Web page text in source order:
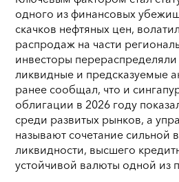
одного из финансовых
скачков нефтяных цен,
распродаж на части
инвесторы
ликвидные и предсказуемые
ранее сообщал, что и
облигации в 2026 году
среди развитых рынков, а
называют сочетание сильной
ликвидности, высшего
устойчивой валюты одной из